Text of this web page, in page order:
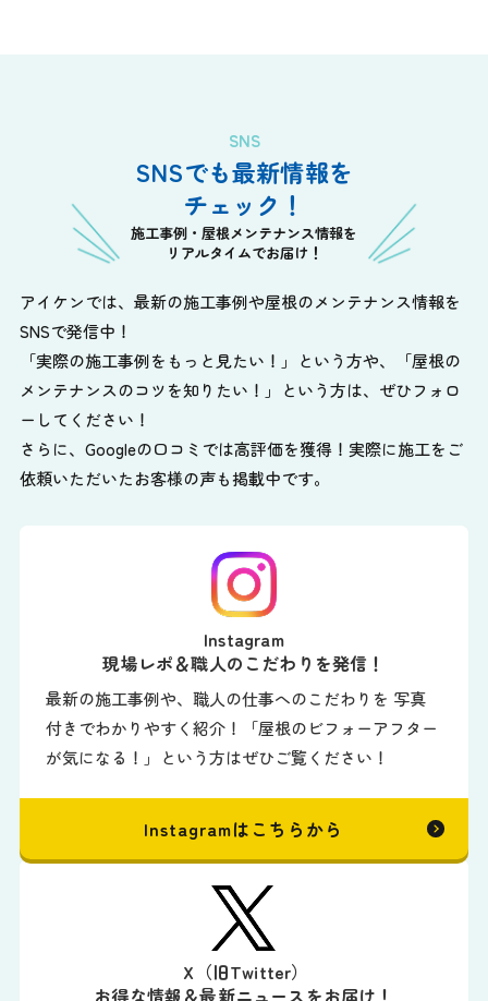
SNS
SNSでも最新情報を
チェック！
施工事例・屋根メンテナンス情報を
リアルタイムでお届け！
アイケンでは、最新の施工事例や屋根のメンテナンス情報を
SNSで発信中！
「実際の施工事例をもっと見たい！」という方や、
「屋根の
メンテナンスのコツを知りたい！」という方は、ぜひフォロ
ーしてください！
さらに、Googleの口コミでは高評価を獲得！実際に施工をご
依頼いただいたお客様の声も掲載中です。
Instagram
現場レポ＆職人のこだわりを発信！
最新の施工事例や、職人の仕事へのこだわりを 写真
付きでわかりやすく紹介！「屋根のビフォーアフター
が気になる！」という方はぜひご覧ください！
Instagramはこちらから
X（旧Twitter）